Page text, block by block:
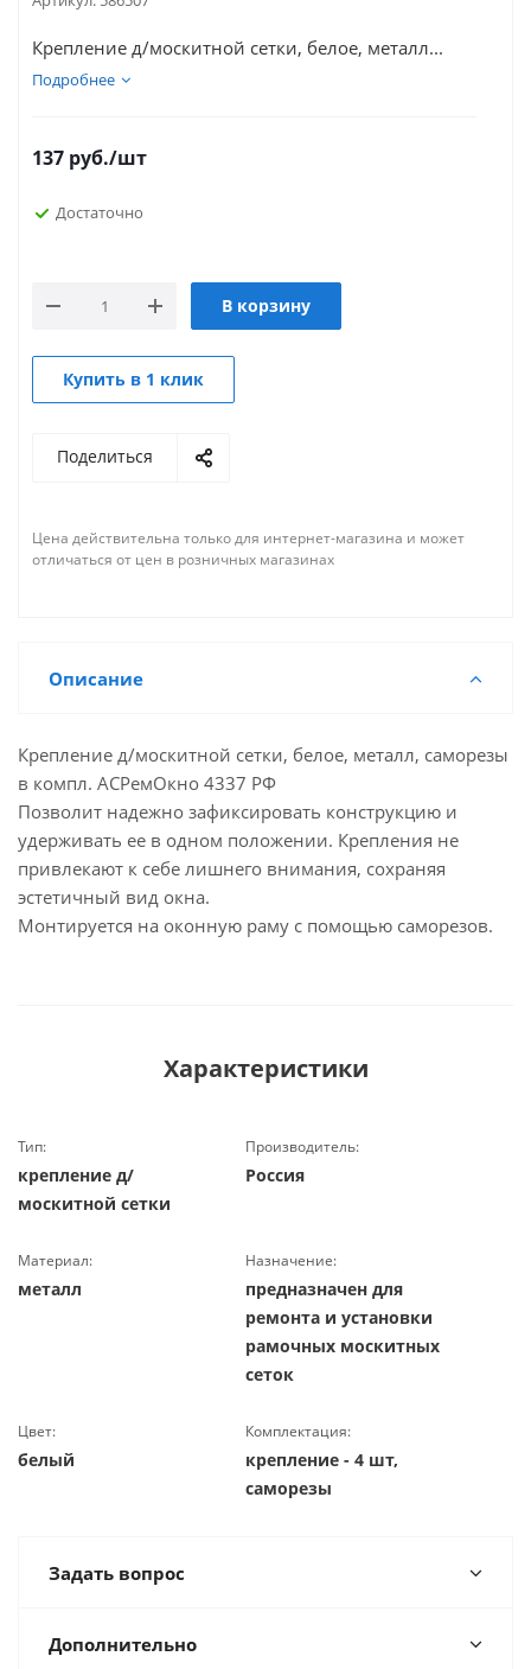
Крепление д/москитной сетки, белое, металл...
Подробнее
137 руб./шт
Достаточно
В корзину
Купить в 1 клик
Поделиться
Цена действительна только для интернет-магазина и может
отличаться от цен в розничных магазинах
Описание
Крепление д/москитной сетки, белое, металл, саморезы
в компл. АСРемОкно 4337 РФ
Позволит надежно зафиксировать конструкцию и
удерживать ее в одном положении. Крепления не
привлекают к себе лишнего внимания, сохраняя
эстетичный вид окна.
Монтируется на оконную раму с помощью саморезов.
Характеристики
Тип:
крепление д/
москитной сетки
Производитель:
Россия
Материал:
металл
Назначение:
предназначен для
ремонта и установки
рамочных москитных
сеток
Цвет:
белый
Комплектация:
крепление - 4 шт,
саморезы
Задать вопрос
Дополнительно